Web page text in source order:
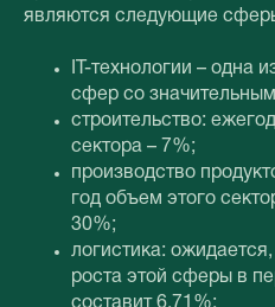
являются следующие
IT-технологии – одна
сфер со
строительство:
сектора – 7%;
производство
год объем этого
30%;
логистика:
роста этой сферы в
составит 6,71%;